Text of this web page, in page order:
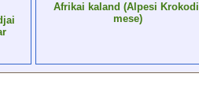
Afrikai kaland (Alpesi Krokodil
mese)